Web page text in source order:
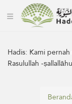
Hadis: Kami
Rasulullah -